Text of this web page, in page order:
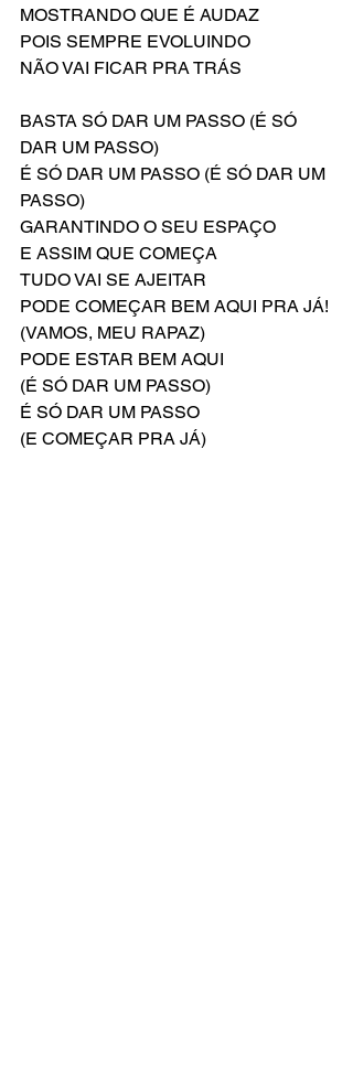
MOSTRANDO QUE É AUDAZ
POIS SEMPRE EVOLUINDO
NÃO VAI FICAR PRA TRÁS
BASTA SÓ DAR UM PASSO (É SÓ
DAR UM PASSO)
É SÓ DAR UM PASSO (É SÓ DAR UM
PASSO)
GARANTINDO O SEU ESPAÇO
E ASSIM QUE COMEÇA
TUDO VAI SE AJEITAR
PODE COMEÇAR BEM AQUI PRA JÁ!
(VAMOS, MEU RAPAZ)
PODE ESTAR BEM AQUI
(É SÓ DAR UM PASSO)
É SÓ DAR UM PASSO
(E COMEÇAR PRA JÁ)